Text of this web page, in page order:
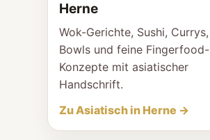
Herne
Wok-Gerichte, Sushi, Currys,
Bowls und feine Fingerfood-
Konzepte mit asiatischer
Handschrift.
Zu Asiatisch in Herne →